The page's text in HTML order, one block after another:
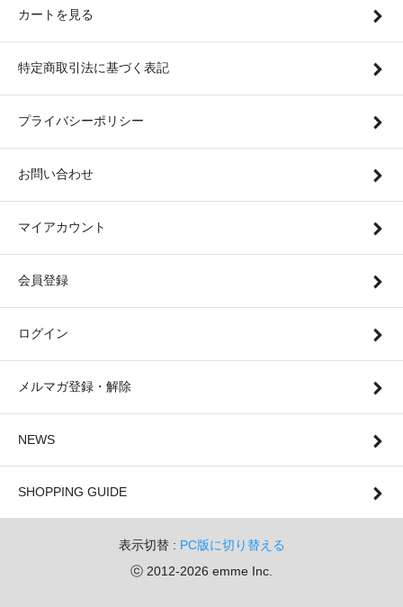
カートを見る
特定商取引法に基づく表記
プライバシーポリシー
お問い合わせ
マイアカウント
会員登録
ログイン
メルマガ登録・解除
NEWS
SHOPPING GUIDE
表示切替 : PC版に切り替える
ⓒ 2012-2026 emme Inc.